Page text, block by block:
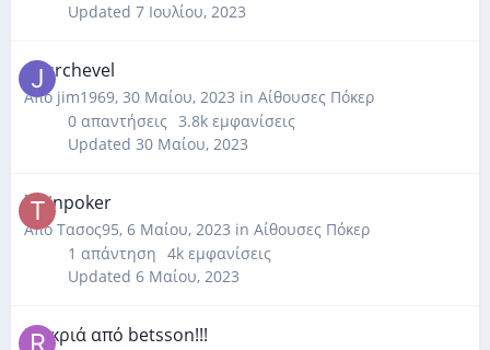
Updated 7 Ιουλίου, 2023
courchevel
Από jim1969, 30 Μαίου, 2023 in Αίθουσες Πόκερ
0 απαντήσεις 3.8k εμφανίσεις
Updated 30 Μαίου, 2023
bwinpoker
Από Τασος95, 6 Μαίου, 2023 in Αίθουσες Πόκερ
1 απάντηση 4k εμφανίσεις
Updated 6 Μαίου, 2023
Μακριά από betsson!!!